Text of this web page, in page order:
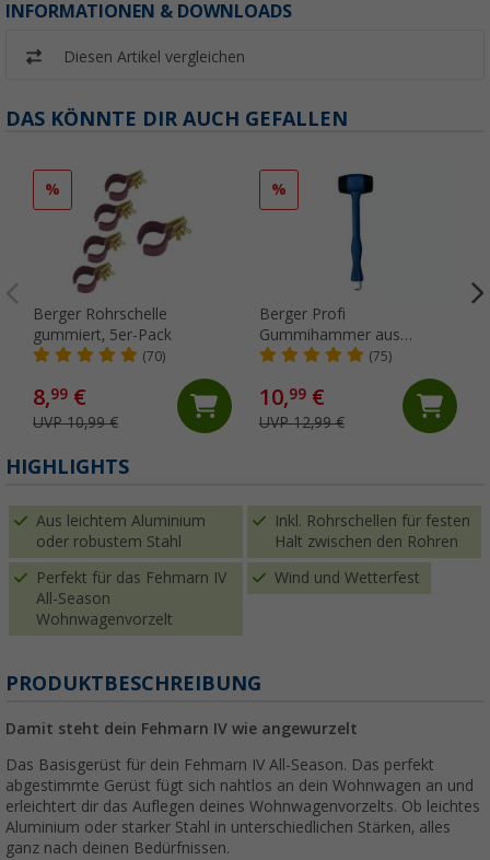
INFORMATIONEN & DOWNLOADS
Diesen Artikel vergleichen
DAS KÖNNTE DIR AUCH GEFALLEN
%
Berger Rohrschelle
gummiert, 5er-Pack
(70)
8,99 €
UVP 10,99 €
%
Berger Profi
Gummihammer aus
Kunststoff mit
(75)
10,99€
UVP 12,99 €
HIGHLIGHTS
Aus leichtem Aluminium
oder robustem Stahl
Inkl. Rohrschellen für festen
Halt zwischen den Rohren
Perfekt für das Fehmarn IV
All-Season
Wohnwagenvorzelt
Wind und Wetterfest
PRODUKTBESCHREIBUNG
Damit steht dein Fehmarn IV wie angewurzelt
Das Basisgerüst für dein Fehmarn IV All-Season. Das perfekt
abgestimmte Gerüst fügt sich nahtlos an dein Wohnwagen an und
erleichtert dir das Auflegen deines Wohnwagenvorzelts. Ob leichtes
Aluminium oder starker Stahl in unterschiedlichen Stärken, alles
ganz nach deinen Bedürfnissen.